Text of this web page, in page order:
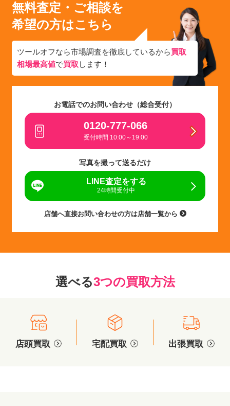
無料査定・ご相談を
希望の方はこちら
ツールオフなら市場調査を徹底しているから買取
相場最高値で買取 します！
お電話でのお問い合わせ（総合受付）
0120-777-066
受付時間 10:00～19:00
写真を撮って送るだけ
LINE査定をする
24時間受付中
店舗へ直接お問い合わせの方は店舗一覧から
選べる3つの買取方法
店頭買取 宅配買取 出張買取